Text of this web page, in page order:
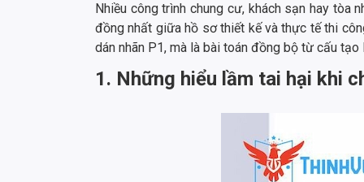
Nhiều công trình chung cư, khách sạn hay tòa
đồng nhất giữa hồ sơ thiết kế và thực tế thi
dán nhãn P1, mà là bài toán đồng bộ từ cấu
1. Những hiểu lầm tai hại khi